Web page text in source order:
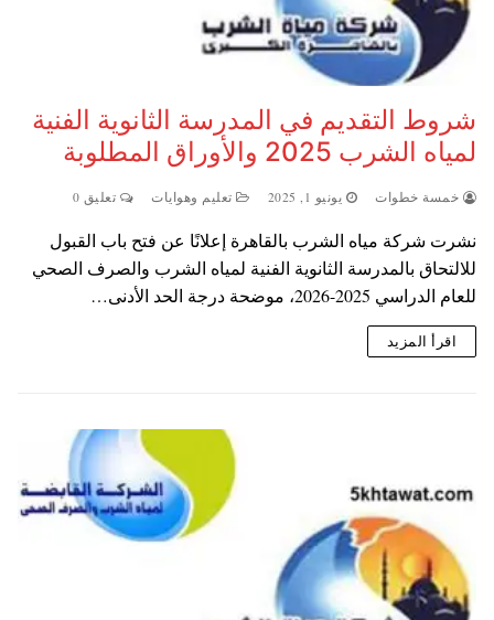
شروط التقديم في المدرسة الثانوية الفنية
لمياه الشرب 2025 والأوراق المطلوبة
خمسة خطوات يونيو 1, 2025 تعليم وهوايات تعليق 0
نشرت شركة مياه الشرب بالقاهرة إعلانًا عن فتح باب القبول
للالتحاق بالمدرسة الثانوية الفنية لمياه الشرب والصرف الصحي
للعام الدراسي 2025-2026، موضحة درجة الحد الأدنى…
اقرأ المزيد